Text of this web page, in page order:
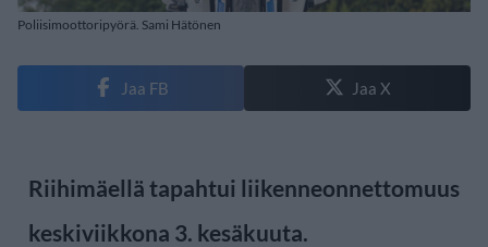
Poliisimoottoripyörä. Sami Hätönen
Jaa FB Jaa X
Riihimäellä tapahtui liikenneonnettomuus
keskiviikkona 3. kesäkuuta.